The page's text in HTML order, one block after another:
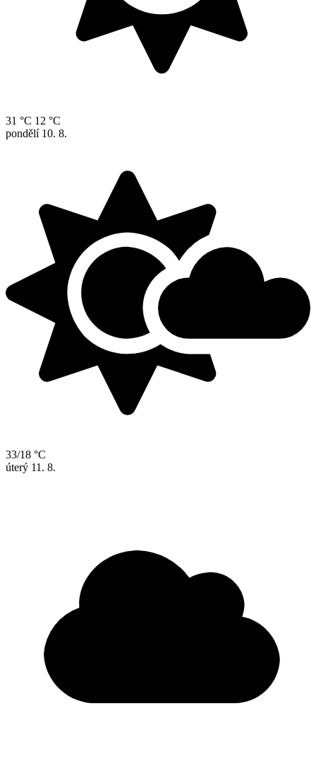
31 °C 12 °C
pondělí 10. 8.
33/18 °C
úterý 11. 8.